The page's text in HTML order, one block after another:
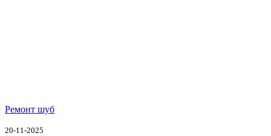
Ремонт шуб
20-11-2025